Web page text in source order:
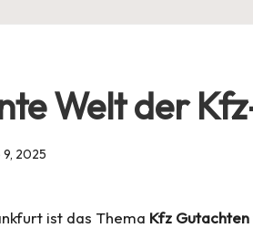
Welt der
9, 2025
ist das Thema Kfz Gutachten